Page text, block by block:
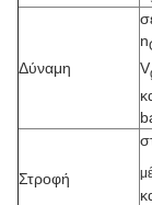
Δύναμη
n
V
Στροφή